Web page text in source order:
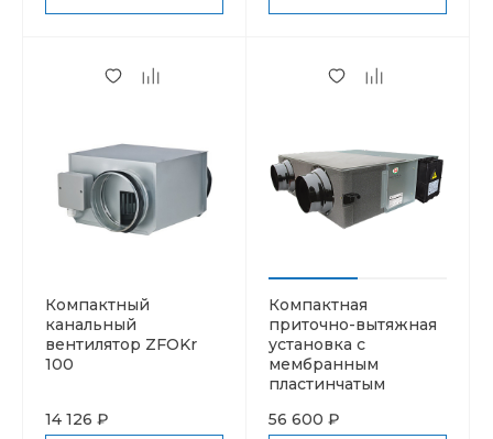
Компактный
канальный
вентилятор ZFOKr
100
14 126 ₽
Компактная
приточно-вытяжная
установка с
мембранным
пластинчатым
ROYAL Clima SOFFIO
56 600 ₽